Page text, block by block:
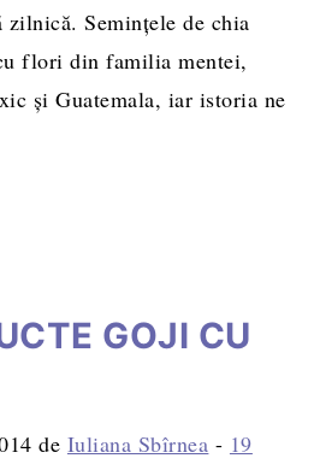
zilnică. Seminţele de chia
flori din familia mentei,
și Guatemala, iar istoria ne
GOJI CU
de Iuliana Sbîrnea - 19